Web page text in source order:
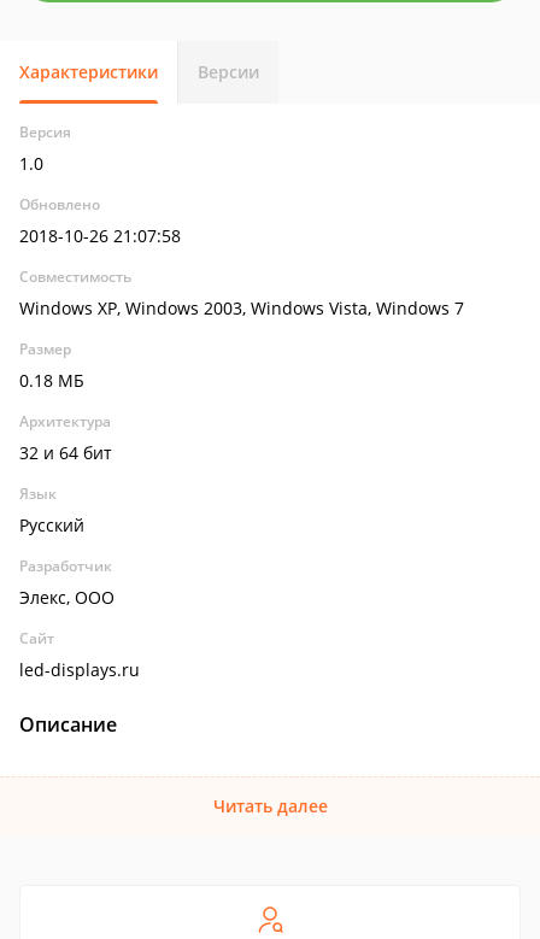
Характеристики Версии
Версия
1.0
Обновлено
2018-10-26 21:07:58
Совместимость
Windows XP, Windows 2003, Windows Vista, Windows 7
Размер
0.18 МБ
Архитектура
32 и 64 бит
Язык
Русский
Разработчик
Элекс, ООО
Сайт
led-displays.ru
Описание
Читать далее